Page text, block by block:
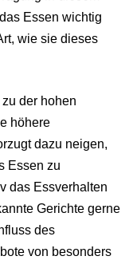
Essen wichtig
wie sie dieses
der hohen
höhere
dazu neigen,
Essen zu
das Essverhalten
Gerichte gerne
des
von besonders